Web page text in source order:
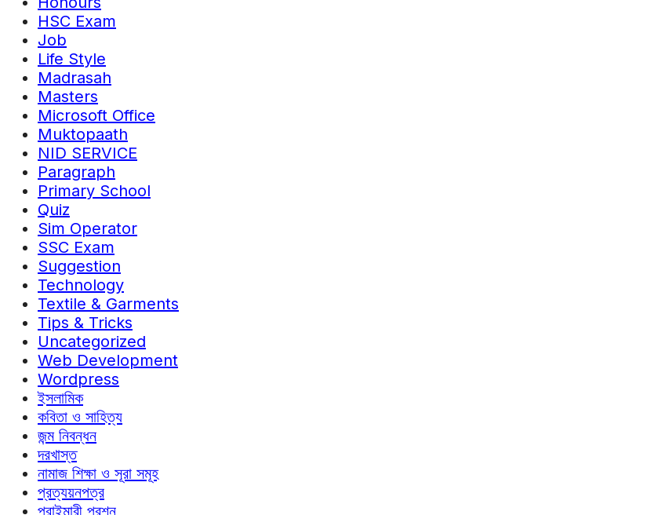
HSC Exam
Job
Life Style
Madrasah
Masters
Microsoft Office
Muktopaath
NID SERVICE
Paragraph
Primary School
Quiz
Sim Operator
SSC Exam
Suggestion
Technology
Textile & Garments
Tips & Tricks
Uncategorized
Web Development
Wordpress
ইসলামিক
কবিতা ও সাহিত্য
জন্ম নিবন্ধন
দরখাস্ত
নামাজ শিক্ষা ও সূরা সমূহ
প্রত্যয়নপত্র